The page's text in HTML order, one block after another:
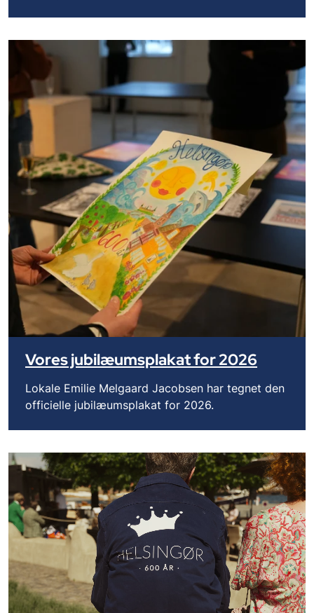
Vores jubilæumsplakat for 2026
Lokale Emilie Melgaard Jacobsen har tegnet den
officielle jubilæumsplakat for 2026.